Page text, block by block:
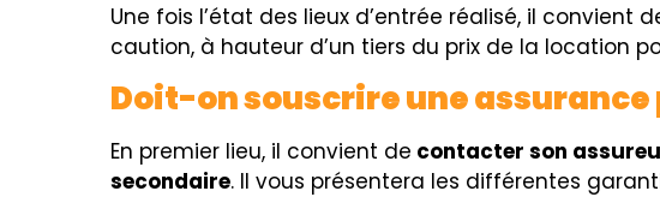
Une fois l’état des lieux d’entrée réalisé, il
caution, à hauteur d’un tiers du prix de la location
Doit-on souscrire une
En premier lieu, il convient de contacter son
secondaire. Il vous présentera les différentes